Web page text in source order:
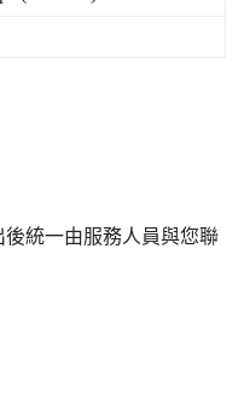
統一由服務人員與您聯